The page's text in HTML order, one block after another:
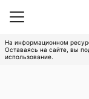
На информационном
Оставаясь на сайте, вы
использование.